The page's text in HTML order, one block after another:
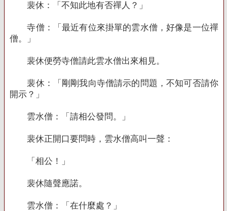
裴休：「不知此地有否禪人？」
寺僧：「最近有位來掛單的雲水僧，好像是一位禪
僧。」
裴休便勞寺僧請此雲水僧出來相見。
裴休：「剛剛我向寺僧請示的問題，不知可否請你
開示？」
雲水僧：「請相公發問。」
裴休正開口要問時，雲水僧高叫一聲：
「相公！」
裴休隨聲應諾。
雲水僧：「在什麼處？」